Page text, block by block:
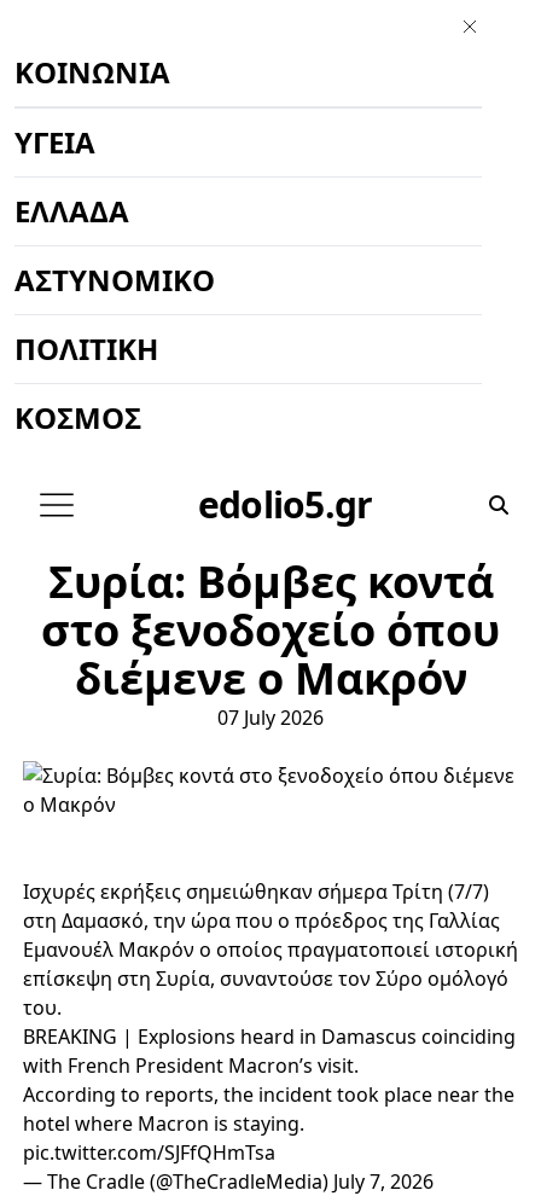
ΚΟΙΝΩΝΊΑ
ΥΓΕΊΑ
ΕΛΛΆΔΑ
ΑΣΤΥΝΟΜΙΚΌ
ΠΟΛΙΤΙΚΉ
ΚΌΣΜΟΣ
edolio5.gr
Συρία: Βόμβες κοντά
στο ξενοδοχείο όπου
διέμενε ο Μακρόν
07 July 2026
Ισχυρές εκρήξεις σημειώθηκαν σήμερα Τρίτη (7/7)
στη Δαμασκό, την ώρα που ο πρόεδρος της Γαλλίας
Εμανουέλ Μακρόν ο οποίος πραγματοποιεί ιστορική
επίσκεψη στη Συρία, συναντούσε τον Σύρο ομόλογό
του.
BREAKING | Explosions heard in Damascus coinciding
with French President Macron’s visit.
According to reports, the incident took place near the
hotel where Macron is staying.
pic.twitter.com/SJFfQHmTsa
— The Cradle (@TheCradleMedia) July 7, 2026